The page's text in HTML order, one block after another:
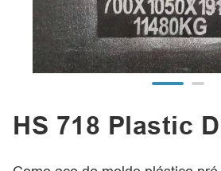
HS 718 Plastic